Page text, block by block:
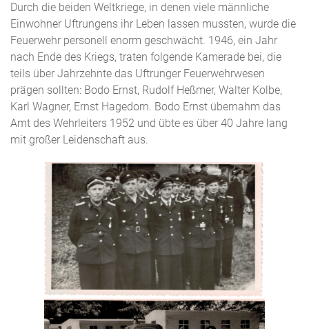
Durch die beiden Weltkriege, in denen viele männliche
Einwohner Uftrungens ihr Leben lassen mussten, wurde die
Feuerwehr personell enorm geschwächt. 1946, ein Jahr
nach Ende des Kriegs, traten folgende Kamerade bei, die
teils über Jahrzehnte das Uftrunger Feuerwehrwesen
prägen sollten: Bodo Ernst, Rudolf Heßmer, Walter Kolbe,
Karl Wagner, Ernst Hagedorn. Bodo Ernst übernahm das
Amt des Wehrleiters 1952 und übte es über 40 Jahre lang
mit großer Leidenschaft aus.